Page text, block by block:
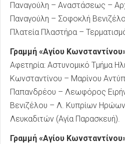
Παναγούλη – Αναστάσεως –
Παναγούλη – Σοφοκλή
Πλατεία Πλαστήρα –
Γραμμή «Αγίου
Αφετηρία: Αστυνομικό Τμήμα
Κωνσταντίνου – Μαρίνου
Παπανδρέου – Λεωφόρος
Βενιζέλου – Λ. Κυπρίων
Λευκαδιτών (Αγία Παρασκευή).
Γραμμή «Αγίου